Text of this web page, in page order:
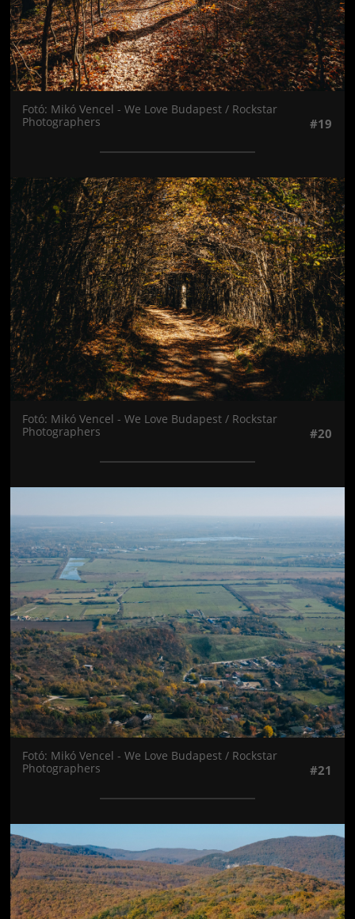
Fotó: Mikó Vencel - We Love Budapest / Rockstar
Photographers
#19
Jön még kép!
Fotó: Mikó Vencel - We Love Budapest / Rockstar
Photographers
#20
Fotó: Mikó Vencel - We Love Budapest / Rockstar
Photographers
#21
Jön még kép!